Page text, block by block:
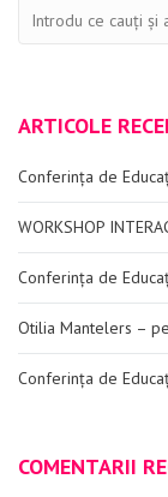
ARTICOLE
Conferința de
WORKSHOP
Conferința de
Otilia Mantelers –
Conferința de
COMENTARII